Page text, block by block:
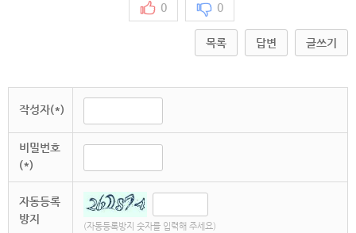
0 0
목록 답변 글쓰기
작성자(*)
비밀번호
(*)
자동등록
방지
(자동등록방지 숫자를 입력해 주세요)